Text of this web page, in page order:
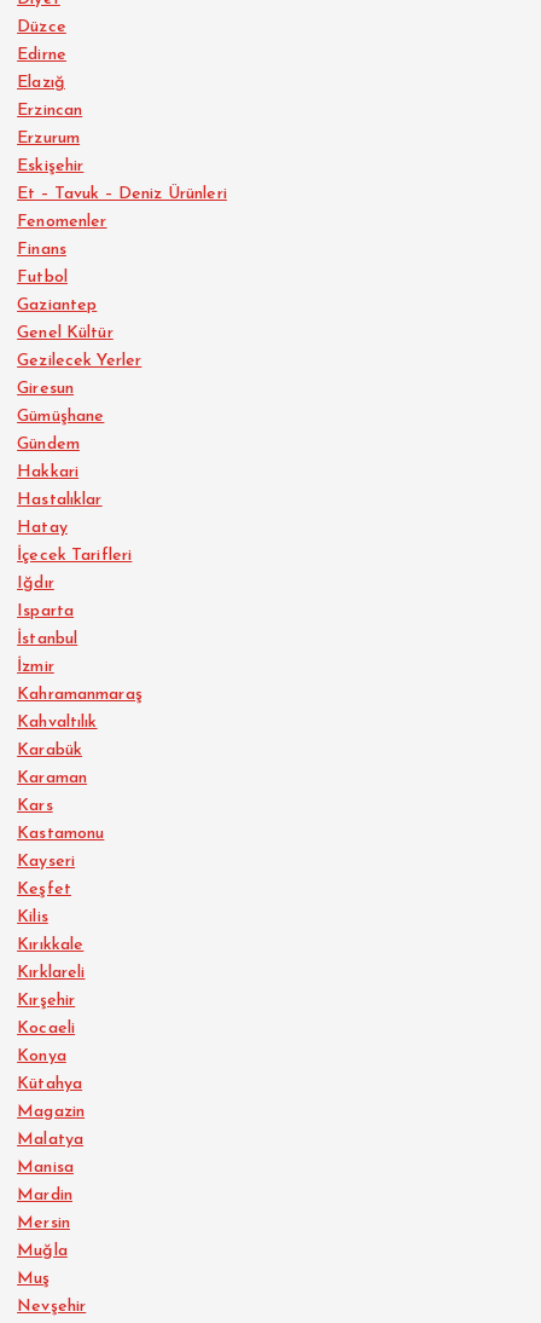
Düzce
Edirne
Elazığ
Erzincan
Erzurum
Eskişehir
Et – Tavuk – Deniz Ürünleri
Fenomenler
Finans
Futbol
Gaziantep
Genel Kültür
Gezilecek Yerler
Giresun
Gümüşhane
Gündem
Hakkari
Hastalıklar
Hatay
İçecek Tarifleri
Iğdır
Isparta
İstanbul
İzmir
Kahramanmaraş
Kahvaltılık
Karabük
Karaman
Kars
Kastamonu
Kayseri
Keşfet
Kilis
Kırıkkale
Kırklareli
Kırşehir
Kocaeli
Konya
Kütahya
Magazin
Malatya
Manisa
Mardin
Mersin
Muğla
Muş
Nevşehir